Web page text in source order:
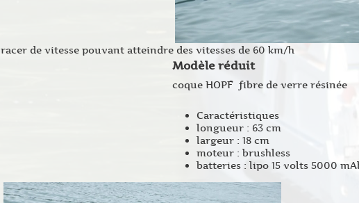
racer de vitesse pouvant atteindre des vitesses de 60 km/h
Modèle réduit
coque HOPF fibre de verre résinée
Caractéristiques
longueur : 63 cm
largeur : 18 cm
moteur : brushless
batteries : lipo 15 volts 5000